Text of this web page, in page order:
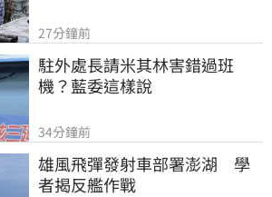
27分鐘前
駐外處長請米其林害錯過班
機？藍委這樣說
34分鐘前
雄風飛彈發射車部署澎湖　學
者揭反艦作戰